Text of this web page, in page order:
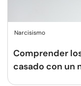
Narcisismo
Comprender
casado con un